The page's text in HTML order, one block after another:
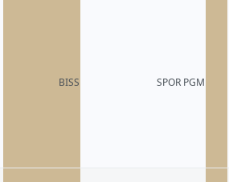
SPOR PGM
BISS